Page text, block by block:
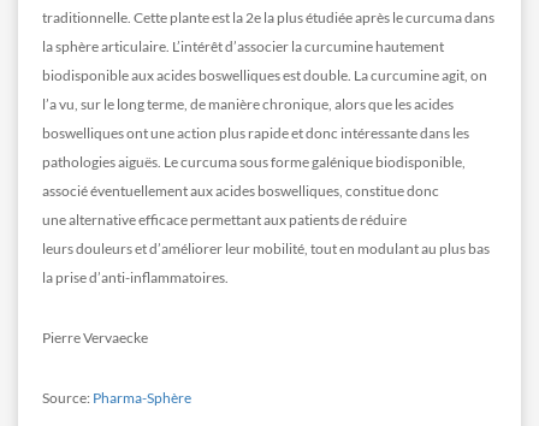
traditionnelle. Cette plante est la 2e la plus étudiée après le curcuma dans
la sphère articulaire. L’intérêt d’associer la curcumine hautement
biodisponible aux acides boswelliques est double. La curcumine agit, on
l’a vu, sur le long terme, de manière chronique, alors que les acides
boswelliques ont une action plus rapide et donc intéressante dans les
pathologies aiguës. Le curcuma sous forme galénique biodisponible,
associé éventuellement aux acides boswelliques, constitue donc
une alternative efficace permettant aux patients de réduire
leurs douleurs et d’améliorer leur mobilité, tout en modulant au plus bas
la prise d’anti-inflammatoires.
Pierre Vervaecke
Source: Pharma-Sphère